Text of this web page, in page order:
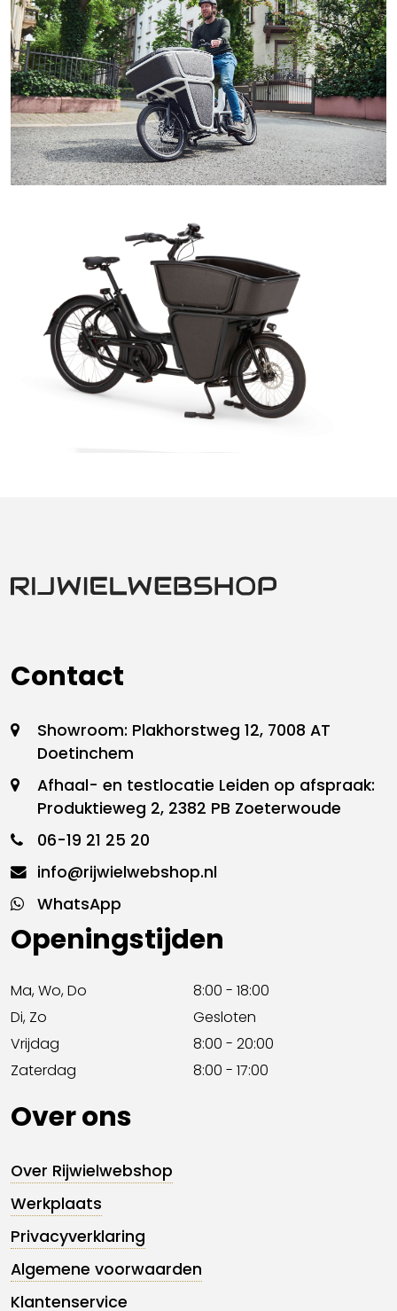
Contact
Showroom: Plakhorstweg 12, 7008 AT
Doetinchem
Afhaal- en testlocatie Leiden op afspraak:
Produktieweg 2, 2382 PB Zoeterwoude
06-19 21 25 20
info@rijwielwebshop.nl
WhatsApp
Openingstijden
Ma, Wo, Do
8:00 - 18:00
Di, Zo
Gesloten
Vrijdag
8:00 - 20:00
Zaterdag
8:00 - 17:00
Over ons
Over Rijwielwebshop
Werkplaats
Privacyverklaring
Algemene voorwaarden
Klantenservice